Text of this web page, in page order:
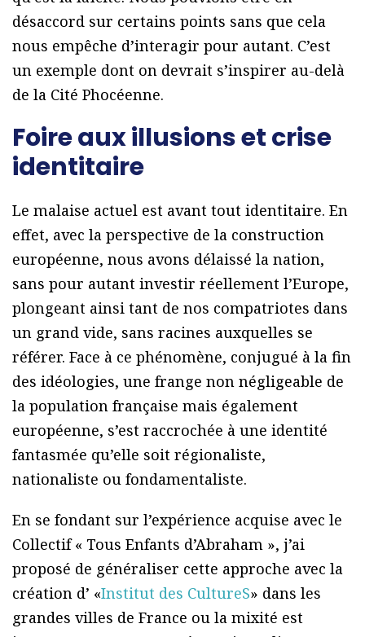
désaccord sur certains points sans que cela
nous empêche d’interagir pour autant. C’est
un exemple dont on devrait s’inspirer au-delà
de la Cité Phocéenne.
Foire aux illusions et crise
identitaire
Le malaise actuel est avant tout identitaire. En
effet, avec la perspective de la construction
européenne, nous avons délaissé la nation,
sans pour autant investir réellement l’Europe,
plongeant ainsi tant de nos compatriotes dans
un grand vide, sans racines auxquelles se
référer. Face à ce phénomène, conjugué à la fin
des idéologies, une frange non négligeable de
la population française mais également
européenne, s’est raccrochée à une identité
fantasmée qu’elle soit régionaliste,
nationaliste ou fondamentaliste.
En se fondant sur l’expérience acquise avec le
Collectif « Tous Enfants d’Abraham », j’ai
proposé de généraliser cette approche avec la
création d’ «Institut des CultureS» dans les
grandes villes de France ou la mixité est